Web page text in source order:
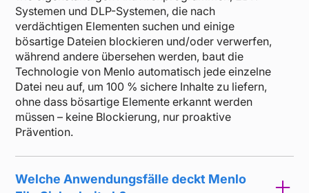
Systemen und DLP-Systemen, die nach
verdächtigen Elementen suchen und einige
bösartige Dateien blockieren und/oder verwerfen,
während andere übersehen werden, baut die
Technologie von Menlo automatisch jede einzelne
Datei neu auf, um 100 % sichere Inhalte zu liefern,
ohne dass bösartige Elemente erkannt werden
müssen – keine Blockierung, nur proaktive
Prävention.
Welche Anwendungsfälle deckt Menlo